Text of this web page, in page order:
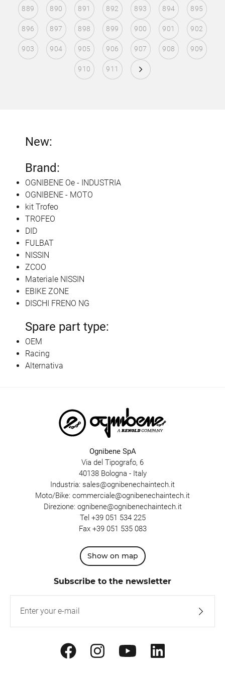
889 890 891 892 893 894 895
896 897 898 899 900 901 902
903 904 905 906 907 908 909
910 911
New:
Brand:
OGNIBENE Oe - INDUSTRIA
OGNIBENE - MOTO
kit Trofeo
TROFEO
DID
FULBAT
NISSIN
ZCOO
Materiale NISSIN
EBIKE ZONE
DISCHI FRENO NG
Spare part type:
OEM
Racing
Alternativa
Ognibene SpA
Via del Tipografo, 6
40138 Bologna - Italy
Industria: sales@ognibenechaintech.it
Moto/Bike: commerciale@ognibenechaintech.it
Direzione: ognibene@ognibenechaintech.it
Tel +39 051 534 225
Fax +39 051 535 083
Show on map
Subscribe to the newsletter